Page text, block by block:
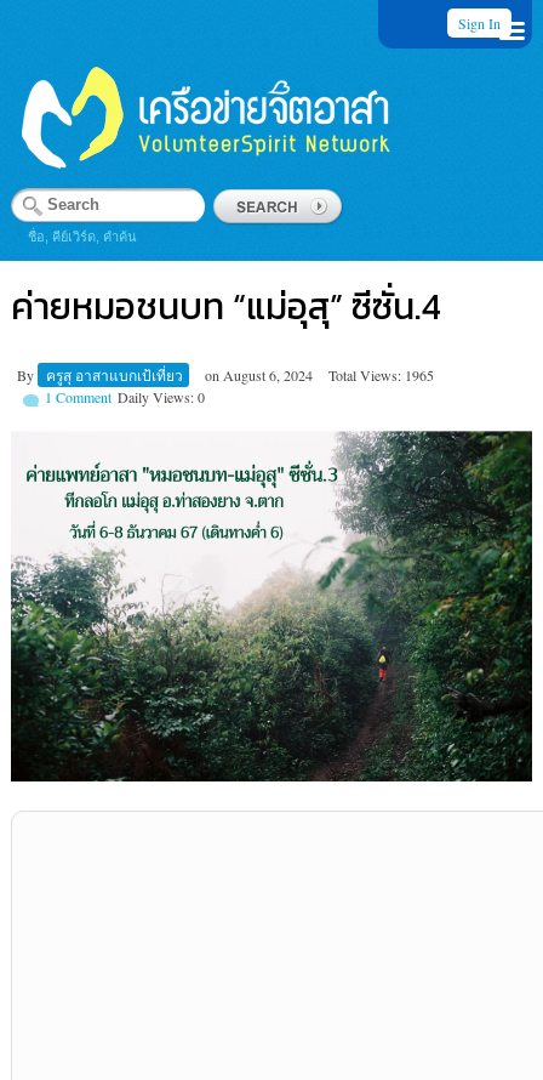
Sign In
ชื่อ, คีย์เวิร์ด, คำค้น
ค่ายหมอ​ชนบท “แม่อุสุ” ซีซั่น.4
By ครูสุ อาสาแบกเป้เที่ยว on August 6, 2024
Total Views: 1965
Daily Views: 0
1 Comment